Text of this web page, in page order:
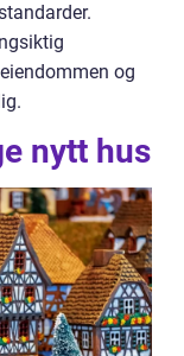
og
nytt hus